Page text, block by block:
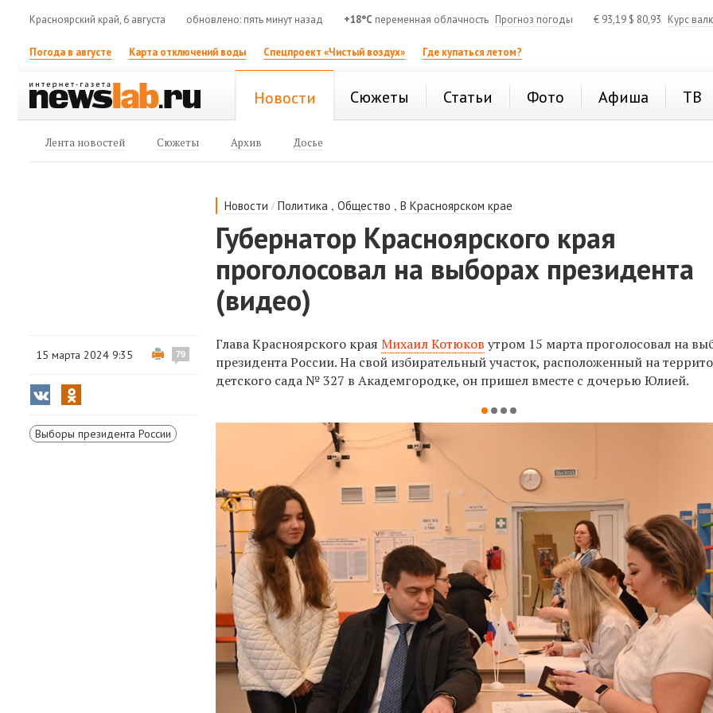
Красноярский край, 6 августа обновлено: пять минут назад +18°C переменная облачность Прогноз погоды € 93,19 $ 80,93 Курс
Погода в августе Карта отключений воды Спецпроект «Чистый воздух» Где купаться летом?
Новости Сюжеты Статьи Фото Афиша ТВ
Лента новостей Сюжеты Архив Досье
Новости /Политика ,Общество ,В Красноярском крае
Губернатор Красноярского края
проголосовал на выборах президента
(видео)
15 марта 2024 9:35 79
Выборы президента России
Глава Красноярского краяМихаил Котюков утром 15 марта проголосовал на
президентаРоссии. На свой избирательный участок, расположенный на
детского сада № 327 в Академгородке, он пришел вместе с дочерью Юлией.